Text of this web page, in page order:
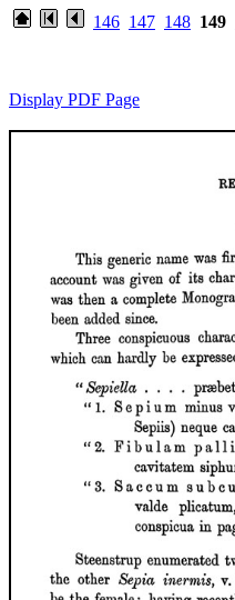
146 147 148 149
Display PDF Page